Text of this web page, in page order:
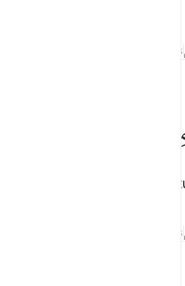
Réflexions
qui ne vous incitez pas
Réflexions